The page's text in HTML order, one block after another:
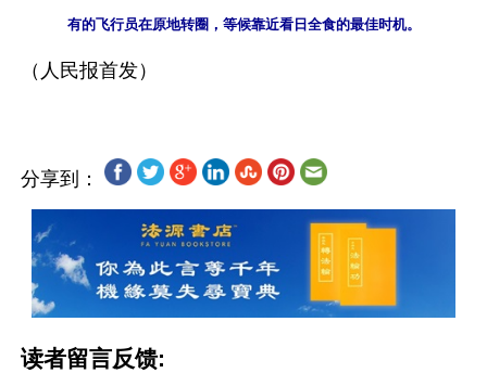
有的飞行员在原地转圈，等候靠近看日全食的最佳时机。
分享到：
读者留言反馈: